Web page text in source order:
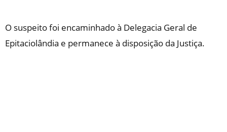
O suspeito foi encaminhado à Delegacia Geral de
Epitaciolândia e permanece à disposição da Justiça.